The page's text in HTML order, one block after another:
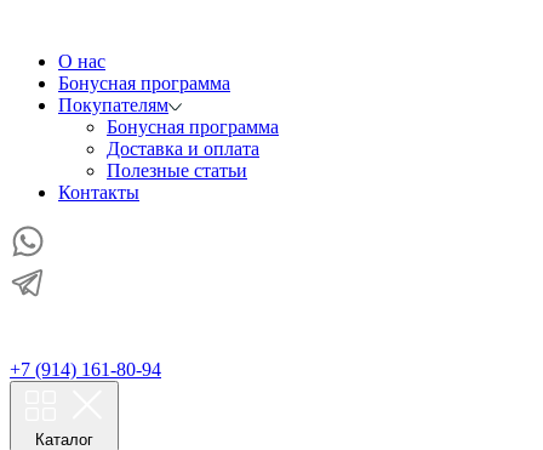
О нас
Бонусная программа
Покупателям
Бонусная программа
Доставка и оплата
Полезные статьи
Контакты
+7 (914) 161-80-94
Каталог